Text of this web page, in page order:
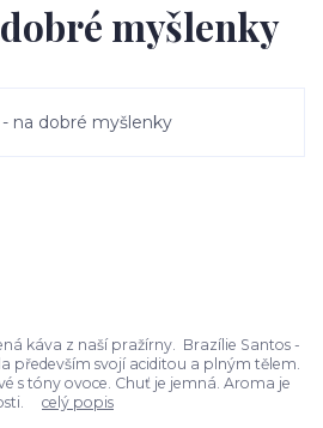
myšlenky
káva z naší pražírny. Brazílie Santos -
především svojí aciditou a plným tělem.
s tóny ovoce. Chuť je jemná. Aroma je
celý popis